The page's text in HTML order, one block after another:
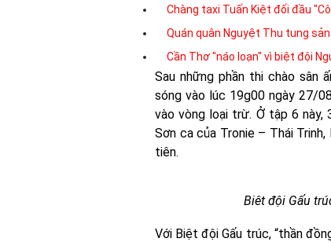
Chàng taxi Tuấn Kiệt đối đầu
Quán quân Nguyệt Thu tung
Cần Thơ "náo loạn" vì biệt đội
Sau những phần thi chào
sóng vào lúc 19g00 ngày 27/
vào vòng loại trừ. Ở tập 6
Sơn ca của Tronie – Thái
tiên.
Biêt đội Gấu
Với Biệt đội Gấu trúc, “thần